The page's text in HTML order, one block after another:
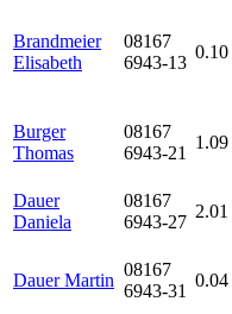
Brandmeier
Elisabeth
08167
6943-13
0.10
Burger
Thomas
08167
6943-21
1.09
Dauer
Daniela
08167
6943-27
2.01
Dauer Martin
08167
6943-31
0.04